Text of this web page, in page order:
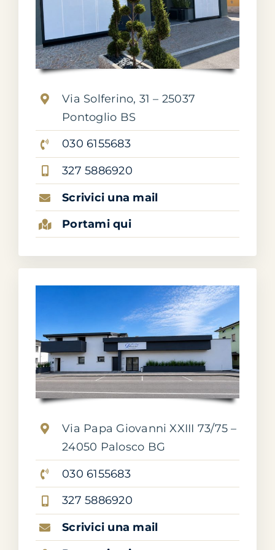
Via Solferino, 31 – 25037
Pontoglio BS
030 6155683
327 5886920
Scrivici una mail
Portami qui
Via Papa Giovanni XXIII 73/75 –
24050 Palosco BG
030 6155683
327 5886920
Scrivici una mail